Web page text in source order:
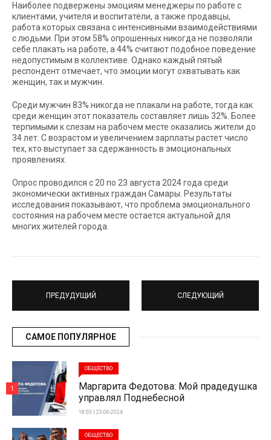
Наиболее подвержены эмоциям менеджеры по работе с
клиентами, учителя и воспитатели, а также продавцы,
работа которых связана с интенсивными взаимодействиями
с людьми. При этом 58% опрошенных никогда не позволяли
себе плакать на работе, а 44% считают подобное поведение
недопустимым в коллективе. Однако каждый пятый
респондент отмечает, что эмоции могут охватывать как
женщин, так и мужчин.
Среди мужчин 83% никогда не плакали на работе, тогда как
среди женщин этот показатель составляет лишь 32%. Более
терпимыми к слезам на рабочем месте оказались жители до
34 лет. С возрастом и увеличением зарплаты растет число
тех, кто выступает за сдержанность в эмоциональных
проявлениях.
Опрос проводился с 20 по 23 августа 2024 года среди
экономически активных граждан Самары. Результаты
исследования показывают, что проблема эмоционального
состояния на рабочем месте остается актуальной для
многих жителей города.
ПРЕДУДУЩИЙ СЛЕДУЮЩИЙ
САМОЕ ПОПУЛЯРНОЕ
ОБЩЕСТВО
Маргарита Федотова: Мой прадедушка
управлял Поднебесной
18:03 | 23-06-2024
1
ОБЩЕСТВО